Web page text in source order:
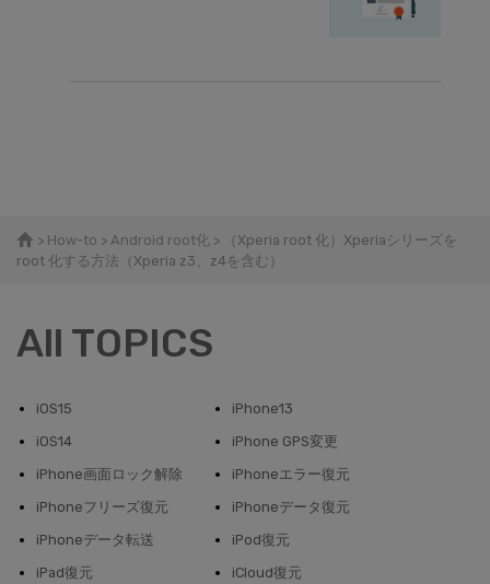
> How-to > Android root化 > （Xperia root 化）Xperiaシリーズを
root 化する方法（Xperia z3、z4を含む）
All TOPICS
iOS15
iPhone13
iOS14
iPhone GPS変更
iPhone画面ロック解除
iPhoneエラー復元
iPhoneフリーズ復元
iPhoneデータ復元
iPhoneデータ転送
iPod復元
iPad復元
iCloud復元